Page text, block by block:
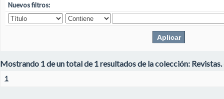
Nuevos filtros:
Mostrando 1 de un total de 1 resultados de la colección: Revistas.
1